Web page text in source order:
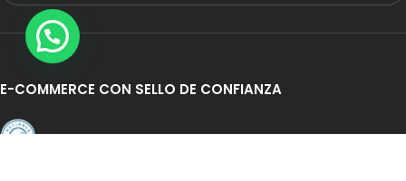
botellas
717,50€-1.089,00€
Madera Arganza
439,00€-789,90€
E-COMMERCE CON SELLO DE CONFIANZA